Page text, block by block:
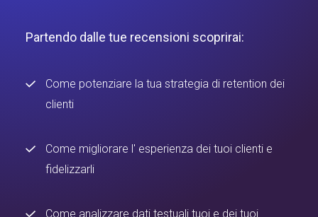
Partendo dalle tue recensioni scoprirai:
Come potenziare la tua strategia di retention dei
clienti
Come migliorare l' esperienza dei tuoi clienti e
fidelizzarli
Come analizzare dati testuali tuoi e dei tuoi